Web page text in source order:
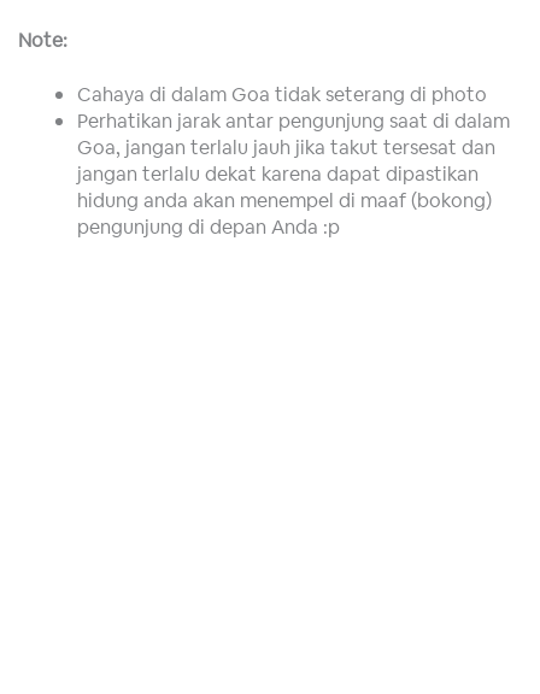
Note:
Cahaya di dalam Goa tidak seterang di photo
Perhatikan jarak antar pengunjung saat di dalam
Goa, jangan terlalu jauh jika takut tersesat dan
jangan terlalu dekat karena dapat dipastikan
hidung anda akan menempel di maaf (bokong)
pengunjung di depan Anda :p